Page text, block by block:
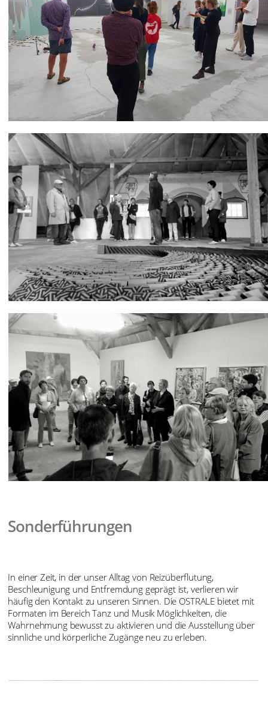
Sonderführungen
In einer Zeit, in der unser Alltag von Reizüberflutung,
Beschleunigung und Entfremdung geprägt ist, verlieren wir
häufig den Kontakt zu unseren Sinnen. Die OSTRALE bietet mit
Formaten im Bereich Tanz und Musik Möglichkeiten, die
Wahrnehmung bewusst zu aktivieren und die Ausstellung über
sinnliche und körperliche Zugänge neu zu erleben.